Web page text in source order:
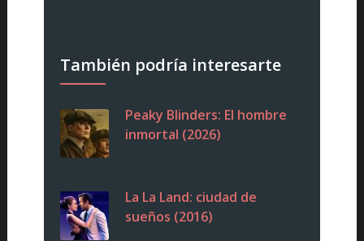
También podría interesarte
Peaky Blinders: El hombre
inmortal (2026)
La La Land: ciudad de
sueños (2016)